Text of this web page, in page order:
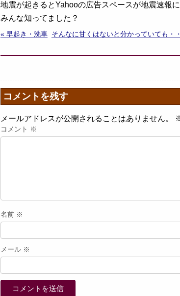
地震が起きるとYahooの広告スペースが地震速報に
みんな知ってました？
« 早起き・洗車 そんなに甘くはないと分かっていても・
コメントを残す
メールアドレスが公開されることはありません。
コメント ※
名前 ※
メール ※